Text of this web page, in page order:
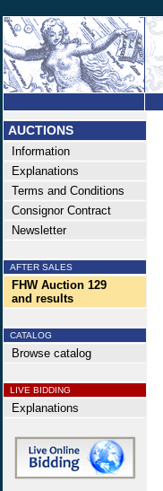
AUCTIONS
Information
Explanations
Terms and Conditions
Consignor Contract
Newsletter
AFTER SALES
FHW Auction 129
and results
CATALOG
Browse catalog
LIVE BIDDING
Explanations